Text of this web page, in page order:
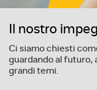
Il nostro
Ci siamo chiesti
guardando al
grandi temi.